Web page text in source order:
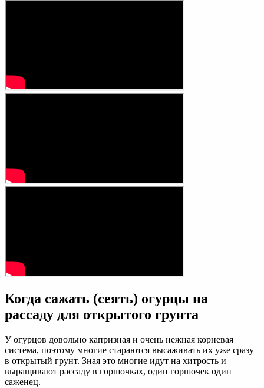
Когда сажать (сеять) огурцы на
рассаду для открытого грунта
У огурцов довольно капризная и очень нежная корневая
система, поэтому многие стараются высаживать их уже сразу
в открытый грунт. Зная это многие идут на хитрость и
выращивают рассаду в горшочках, один горшочек один
саженец.